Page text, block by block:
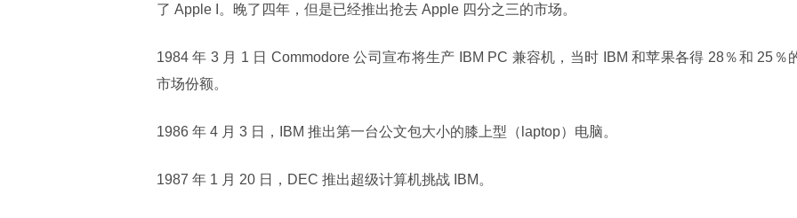
了 Apple I。晚了四年，但是已经推出抢去 Apple 四分之三的市场。
1984 年 3 月 1 日 Commodore 公司宣布将生产 IBM PC 兼容机，当时 IBM 和苹果各得 28％和 25％
市场份额。
1986 年 4 月 3 日，IBM 推出第一台公文包大小的膝上型（laptop）电脑。
1987 年 1 月 20 日，DEC 推出超级计算机挑战 IBM。